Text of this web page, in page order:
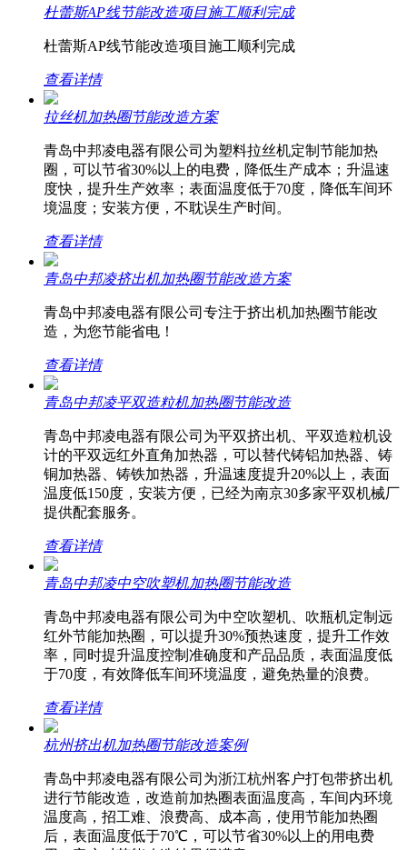
杜蕾斯AP线节能改造项目施工顺利完成
杜蕾斯AP线节能改造项目施工顺利完成
查看详情
拉丝机加热圈节能改造方案
青岛中邦凌电器有限公司为塑料拉丝机定制节能加热
圈，可以节省30%以上的电费，降低生产成本；升温速
度快，提升生产效率；表面温度低于70度，降低车间环
境温度；安装方便，不耽误生产时间。
查看详情
青岛中邦凌挤出机加热圈节能改造方案
青岛中邦凌电器有限公司专注于挤出机加热圈节能改
造，为您节能省电！
查看详情
青岛中邦凌平双造粒机加热圈节能改造
青岛中邦凌电器有限公司为平双挤出机、平双造粒机设
计的平双远红外直角加热器，可以替代铸铝加热器、铸
铜加热器、铸铁加热器，升温速度提升20%以上，表面
温度低150度，安装方便，已经为南京30多家平双机械厂
提供配套服务。
查看详情
青岛中邦凌中空吹塑机加热圈节能改造
青岛中邦凌电器有限公司为中空吹塑机、吹瓶机定制远
红外节能加热圈，可以提升30%预热速度，提升工作效
率，同时提升温度控制准确度和产品品质，表面温度低
于70度，有效降低车间环境温度，避免热量的浪费。
查看详情
杭州挤出机加热圈节能改造案例
青岛中邦凌电器有限公司为浙江杭州客户打包带挤出机
进行节能改造，改造前加热圈表面温度高，车间内环境
温度高，招工难、浪费高、成本高，使用节能加热圈
后，表面温度低于70℃，可以节省30%以上的用电费